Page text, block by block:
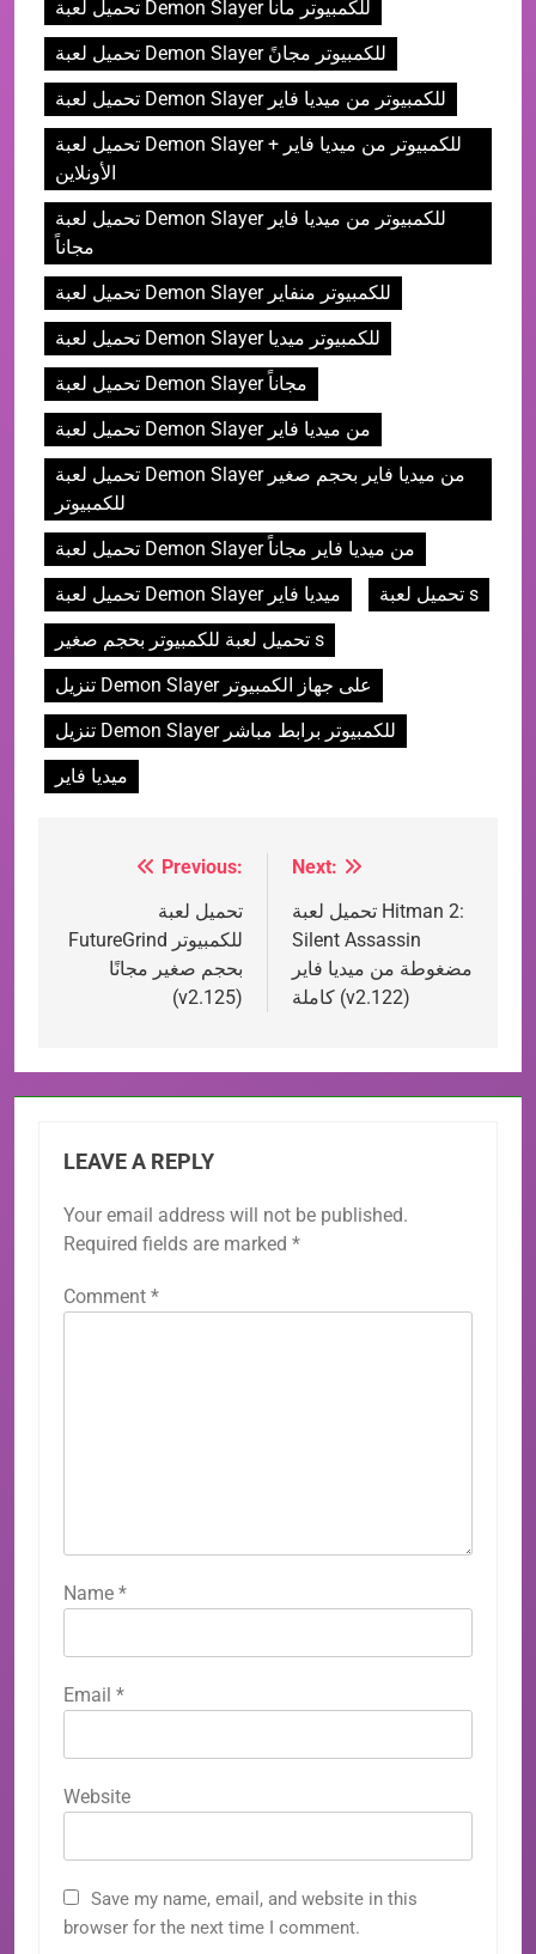
تحميل لعبة Demon Slayer للكمبيوتر ماناً
تحميل لعبة Demon Slayer للكمبيوتر مجانً
تحميل لعبة Demon Slayer للكمبيوتر من ميديا فاير
تحميل لعبة Demon Slayer للكمبيوتر من ميديا فاير +
الأونلاين
تحميل لعبة Demon Slayer للكمبيوتر من ميديا فاير
مجاناً
تحميل لعبة Demon Slayer للكمبيوتر منفاير
تحميل لعبة Demon Slayer للكمبيوتر ميديا
تحميل لعبة Demon Slayer مجاناً
تحميل لعبة Demon Slayer من ميديا فاير
تحميل لعبة Demon Slayer من ميديا فاير بحجم صغير
للكمبيوتر
تحميل لعبة Demon Slayer من ميديا فاير مجاناً
تحميل لعبة Demon Slayer ميديا فاير
تحميل لعبة s
تحميل لعبة للكمبيوتر بحجم صغير s
تنزيل Demon Slayer على جهاز الكمبيوتر
تنزيل Demon Slayer للكمبيوتر برابط مباشر
ميديا فاير
navigation
Previous:
تحميل لعبة
FutureGrind للكمبيوتر
بحجم صغير مجانًا
(v2.125)
Next:
تحميل لعبة Hitman 2:
Silent Assassin
مضغوطة من ميديا فاير
كاملة (v2.122)
LEAVE A REPLY
Your email address will not be published.
Required fields are marked *
Comment *
Name *
Email *
Website
Save my name, email, and website in this
browser for the next time I comment.